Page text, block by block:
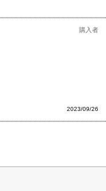
購入者
2023/09/26